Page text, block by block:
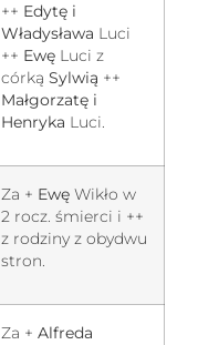
++ Edytę i
Władysława Luci
++ Ewę Luci z
córką Sylwią ++
Małgorzatę i
Henryka Luci.
Za + Ewę Wikło w
2 rocz. śmierci i ++
z rodziny z obydwu
stron.
Za + Alfreda